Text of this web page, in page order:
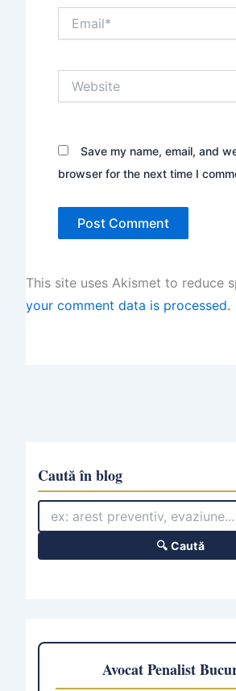
Save my name, email, and
browser for the next time I
This site uses Akismet to reduce
your comment data is processed.
Caută în blog
🔍 Caută
Avocat Penalist